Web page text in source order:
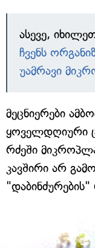
ასევე,
ჩვენს
უამრავი
მეცნიერები
ყოველდღიური
რძეში
კავშირი არ
"დაბინძურების"